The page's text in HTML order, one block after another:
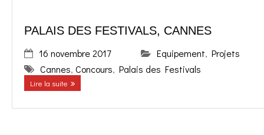
PALAIS DES FESTIVALS, CANNES
16 novembre 2017 Equipement, Projets
Cannes, Concours, Palais des Festivals
Lire la suite